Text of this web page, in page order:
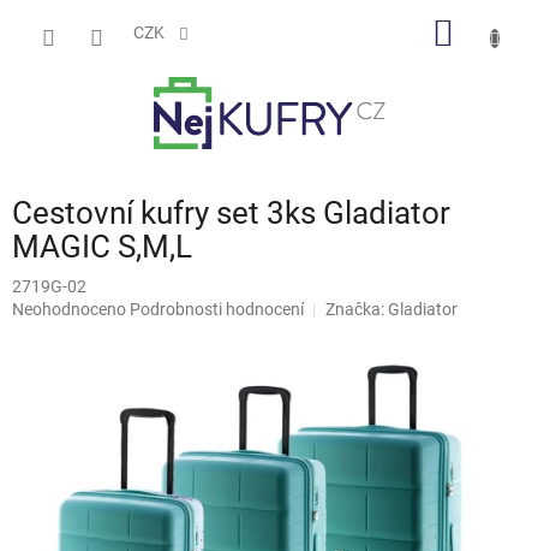
CZK
Cestovní kufry set 3ks Gladiator
MAGIC S,M,L
2719G-02
Průměrné
Neohodnoceno Podrobnosti hodnocení Značka: Gladiator